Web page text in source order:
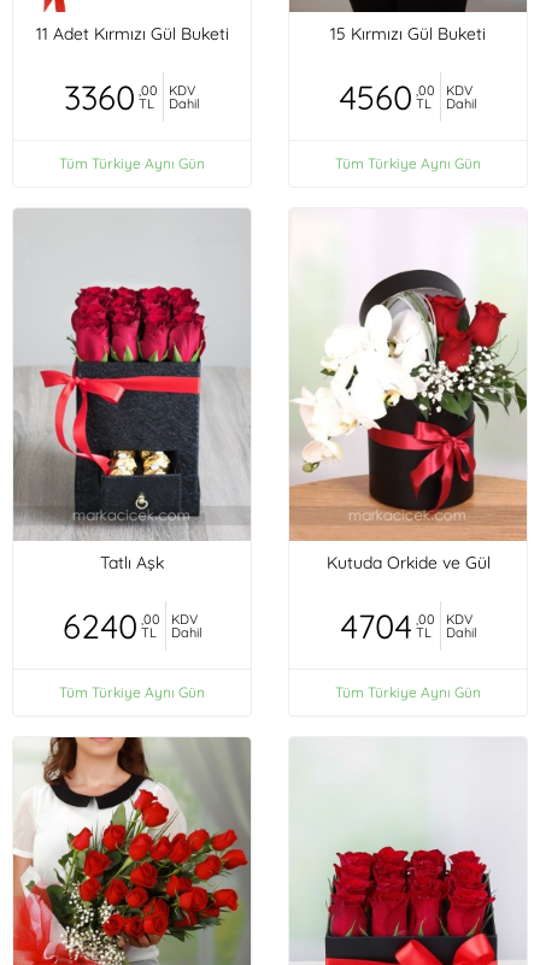
11 Adet Kırmızı Gül Buketi
3360 ,00
TL
KDV
Dahil
Tüm Türkiye Aynı Gün
15 Kırmızı Gül Buketi
4560 ,00
TL
KDV
Dahil
Tüm Türkiye Aynı Gün
Tatlı Aşk
6240 ,00
TL
KDV
Dahil
Tüm Türkiye Aynı Gün
Kutuda Orkide ve Gül
4704 ,00
TL
KDV
Dahil
Tüm Türkiye Aynı Gün